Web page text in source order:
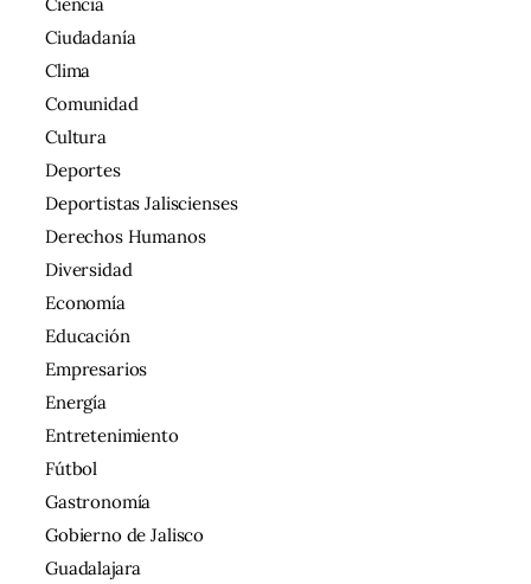
Ciudadanía
Clima
Comunidad
Cultura
Deportes
Deportistas Jaliscienses
Derechos Humanos
Diversidad
Economía
Educación
Empresarios
Energía
Entretenimiento
Fútbol
Gastronomía
Gobierno de Jalisco
Guadalajara